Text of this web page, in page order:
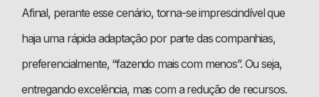
Afinal, perante esse cenário, torna-se imprescindível que
haja uma rápida adaptação por parte das companhias,
preferencialmente, “fazendo mais com menos”. Ou seja,
entregando excelência, mas com a redução de recursos.